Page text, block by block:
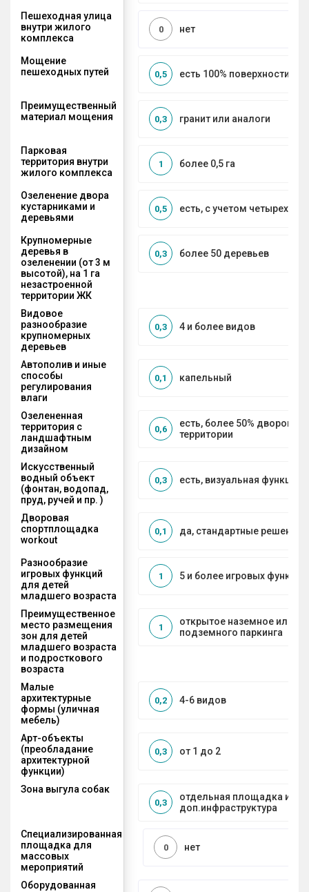
Пешеходная улица
внутри жилого
комплекса
нет
0
Мощение
пешеходных путей
есть 100% поверхности
0,5
Преимущественный
материал мощения
гранит или аналоги
0,3
Парковая
территория внутри
жилого комплекса
более 0,5 га
1
Озеленение двора
кустарниками и
деревьями
есть, с учетом четырех
0,5
Крупномерные
деревья в
озеленении (от 3 м
высотой), на 1 га
незастроенной
территории ЖК
более 50 деревьев
0,3
Видовое
разнообразие
крупномерных
деревьев
4 и более видов
0,3
Автополив и иные
способы
регулирования
влаги
капельный
0,1
Озелененная
территория с
ландшафтным
дизайном
есть, более 50% дворовой
территории
0,6
Искусственный
водный объект
(фонтан, водопад,
пруд, ручей и пр. )
есть, визуальная функция
0,3
Дворовая
спортплощадка
workout
да, стандартные решения
0,1
Разнообразие
игровых функций
для детей
младшего возраста
5 и более игровых функций
1
Преимущественное
место размещения
зон для детей
младшего возраста
и подросткового
возраста
открытое наземное или на
подземного паркинга
1
Малые
архитектурные
формы (уличная
мебель)
4-6 видов
0,2
Арт-объекты
(преобладание
архитектурной
функции)
от 1 до 2
0,3
Зона выгула собак
отдельная площадка и
доп.инфраструктура
0,3
Специализированная
площадка для
массовых
мероприятий
нет
0
Оборудованная